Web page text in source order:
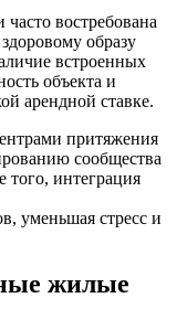
востребована
образу
встроенных
объекта и
арендной ставке.
притяжения
сообщества
того, интеграция
уменьшая стресс и
жилые